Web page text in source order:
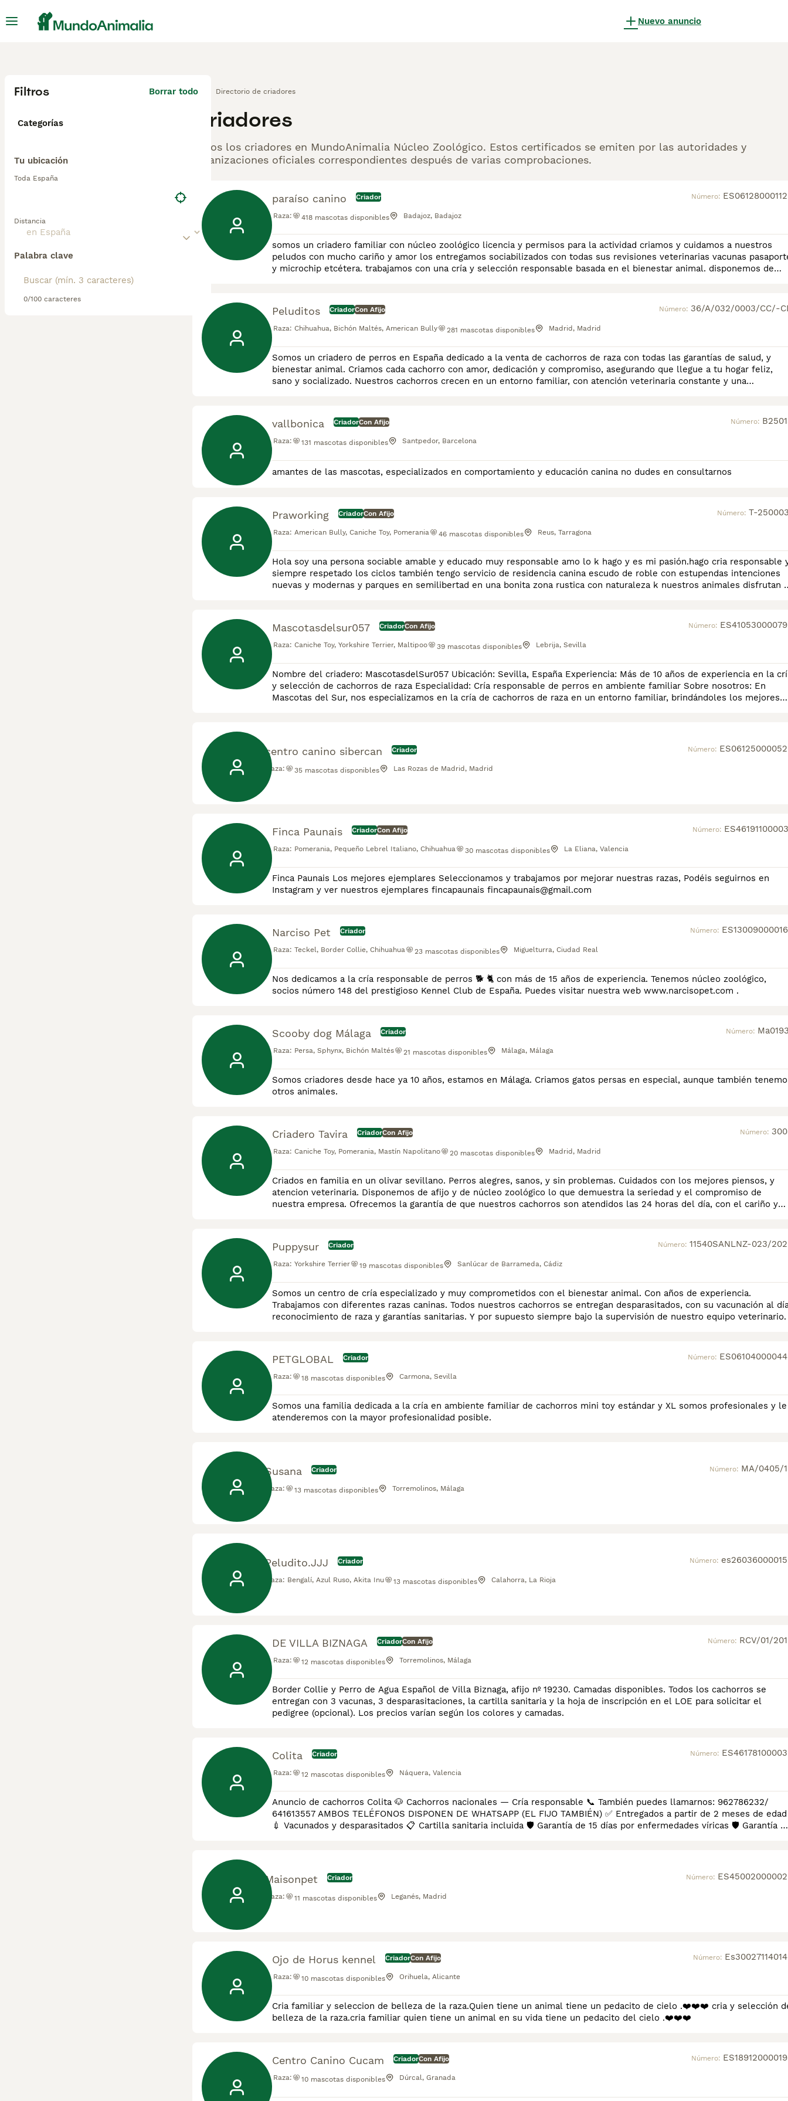
Nuevo anuncio
Filtros Borrar todo
Categorías
Tu ubicación
Toda España
Distancia
Palabra clave
0/100 caracteres
Directorio de criadores
Criadores
Todos los criadores en MundoAnimalia Núcleo Zoológico. Estos certificados se emiten por las autoridades y
organizaciones oficiales correspondientes después de varias comprobaciones.
paraíso canino Criador Número:
Raza: 418 mascotas disponibles Badajoz, Badajoz
somos un criadero familiar con núcleo zoológico licencia y permisos para la actividad criamos y cuidamos a nuestros
peludos con mucho cariño y amor los entregamos sociabilizados con todas sus revisiones veterinarias vacunas
y microchip etcétera. trabajamos con una cría y selección responsable basada en el bienestar animal. disponemos de
Peluditos CriadorCon Afijo Número: 36/A/032/0003/CC/-
Raza: Chihuahua, Bichón Maltés, American Bully 281 mascotas disponibles Madrid, Madrid
Somos un criadero de perros en España dedicado a la venta de cachorros de raza con todas las garantías de salud, y
bienestar animal. Criamos cada cachorro con amor, dedicación y compromiso, asegurando que llegue a tu hogar feliz,
sano y socializado. Nuestros cachorros crecen en un entorno familiar, con atención veterinaria constante y una
vallbonica CriadorCon Afijo Número:
Raza: 131 mascotas disponibles Santpedor, Barcelona
amantes de las mascotas, especializados en comportamiento y educación canina no dudes en consultarnos
Praworking CriadorCon Afijo Número: T-
Raza: American Bully, Caniche Toy, Pomerania 46 mascotas disponibles Reus, Tarragona
Hola soy una persona sociable amable y educado muy responsable amo lo k hago y es mi pasión.hago cria responsable
siempre respetado los ciclos también tengo servicio de residencia canina escudo de roble con estupendas intenciones
nuevas y modernas y parques en semilibertad en una bonita zona rustica con naturaleza k nuestros animales disfrutan
Mascotasdelsur057 CriadorCon Afijo Número:
Raza: Caniche Toy, Yorkshire Terrier, Maltipoo 39 mascotas disponibles Lebrija, Sevilla
Nombre del criadero: MascotasdelSur057 Ubicación: Sevilla, España Experiencia: Más de 10 años de experiencia en la
y selección de cachorros de raza Especialidad: Cría responsable de perros en ambiente familiar Sobre nosotros: En
Mascotas del Sur, nos especializamos en la cría de cachorros de raza en un entorno familiar, brindándoles los mejores
centro canino sibercan Criador Número:
Raza: 35 mascotas disponibles Las Rozas de Madrid, Madrid
Finca Paunais CriadorCon Afijo Número:
Raza: Pomerania, Pequeño Lebrel Italiano, Chihuahua 30 mascotas disponibles La Eliana, Valencia
Finca Paunais Los mejores ejemplares Seleccionamos y trabajamos por mejorar nuestras razas, Podéis seguirnos en
Instagram y ver nuestros ejemplares fincapaunais fincapaunais@gmail.com
Narciso Pet Criador Número:
Raza: Teckel, Border Collie, Chihuahua 23 mascotas disponibles Miguelturra, Ciudad Real
Nos dedicamos a la cría responsable de perros 🐕 🐈 con más de 15 años de experiencia. Tenemos núcleo zoológico,
socios número 148 del prestigioso Kennel Club de España. Puedes visitar nuestra web www.narcisopet.com .
Scooby dog Málaga Criador Número:
Raza: Persa, Sphynx, Bichón Maltés 21 mascotas disponibles Málaga, Málaga
Somos criadores desde hace ya 10 años, estamos en Málaga. Criamos gatos persas en especial, aunque también
otros animales.
Criadero Tavira CriadorCon Afijo Número:
Raza: Caniche Toy, Pomerania, Mastín Napolitano 20 mascotas disponibles Madrid, Madrid
Criados en familia en un olivar sevillano. Perros alegres, sanos, y sin problemas. Cuidados con los mejores piensos, y
atencion veterinaria. Disponemos de afijo y de núcleo zoológico lo que demuestra la seriedad y el compromiso de
nuestra empresa. Ofrecemos la garantía de que nuestros cachorros son atendidos las 24 horas del día, con el cariño y
Puppysur Criador Número: 11540SANLNZ-023/
Raza: Yorkshire Terrier 19 mascotas disponibles Sanlúcar de Barrameda, Cádiz
Somos un centro de cría especializado y muy comprometidos con el bienestar animal. Con años de experiencia.
Trabajamos con diferentes razas caninas. Todos nuestros cachorros se entregan desparasitados, con su vacunación al
reconocimiento de raza y garantías sanitarias. Y por supuesto siempre bajo la supervisión de nuestro equipo veterinario.
PETGLOBAL Criador Número:
Raza: 18 mascotas disponibles Carmona, Sevilla
Somos una familia dedicada a la cría en ambiente familiar de cachorros mini toy estándar y XL somos profesionales y le
atenderemos con la mayor profesionalidad posible.
Susana Criador Número: MA/0405/
Raza: 13 mascotas disponibles Torremolinos, Málaga
Peludito.JJJ Criador Número:
Raza: Bengalí, Azul Ruso, Akita Inu 13 mascotas disponibles Calahorra, La Rioja
DE VILLA BIZNAGA CriadorCon Afijo Número: RCV/01/
Raza: 12 mascotas disponibles Torremolinos, Málaga
Border Collie y Perro de Agua Español de Villa Biznaga, afijo nº 19230. Camadas disponibles. Todos los cachorros se
entregan con 3 vacunas, 3 desparasitaciones, la cartilla sanitaria y la hoja de inscripción en el LOE para solicitar el
pedigree (opcional). Los precios varían según los colores y camadas.
Colita Criador Número:
Raza: 12 mascotas disponibles Náquera, Valencia
Anuncio de cachorros Colita 🐶 Cachorros nacionales — Cría responsable 📞 También puedes llamarnos: 962786232/
641613557 AMBOS TELÉFONOS DISPONEN DE WHATSAPP (EL FIJO TAMBIÉN) ✅ Entregados a partir de 2 meses de edad
💉 Vacunados y desparasitados 📋 Cartilla sanitaria incluida 🛡️ Garantía de 15 días por enfermedades víricas 🛡️ Garantía
Maisonpet Criador Número:
Raza: 11 mascotas disponibles Leganés, Madrid
Ojo de Horus kennel CriadorCon Afijo Número:
Raza: 10 mascotas disponibles Orihuela, Alicante
Cria familiar y seleccion de belleza de la raza.Quien tiene un animal tiene un pedacito de cielo .❤️❤️❤️ cria y selección de
belleza de la raza.cria familiar quien tiene un animal en su vida tiene un pedacito del cielo .❤️❤️❤️
Centro Canino Cucam CriadorCon Afijo Número:
Raza: 10 mascotas disponibles Dúrcal, Granada